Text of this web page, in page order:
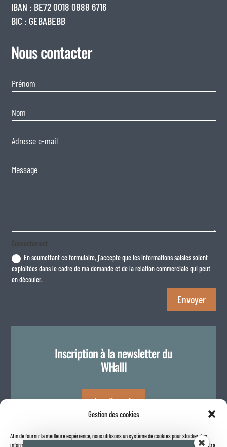
Gestion des cookies
Afin de fournir la meilleure expérience, nous utilisons un système de cookies pour stocker des
informations sur votre navigateur internet. Le fait de consentir à ces technologies nous permettra
IBAN : BE72 0018 0888 6716
BIC : GEBABEBB
Nous contacter
Consentement
En soumettant ce formulaire, j'accepte que les informations saisies soient
exploitées dans le cadre de ma demande et de la relation commerciale qui peut
en découler.
Envoyer
Inscription à la newsletter du
WHalll
Je m'inscris
Politique de confidentialité